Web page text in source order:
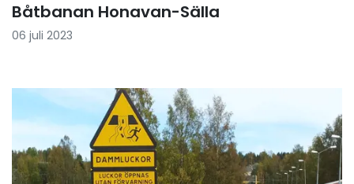
Båtbanan Honavan-Sälla
06 juli 2023